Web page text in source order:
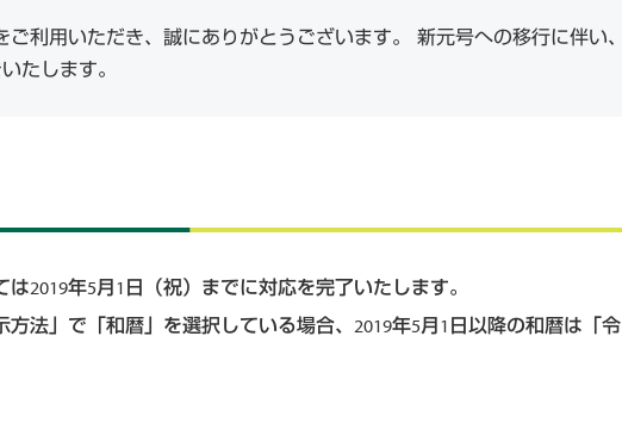
利用いただき、誠にありがとうございます。 新元号への移行に伴い、
たします。
2019年5月1日（祝）までに対応を完了いたします。
法」で「和暦」を選択している場合、2019年5月1日以降の和暦は「令